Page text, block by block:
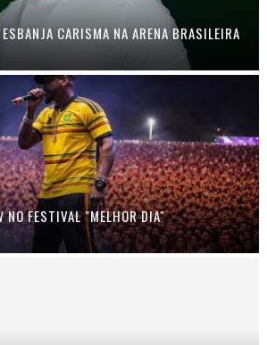
CARISMA NA ARENA BRASILEIRA
NO FESTIVAL "MELHOR DIA"